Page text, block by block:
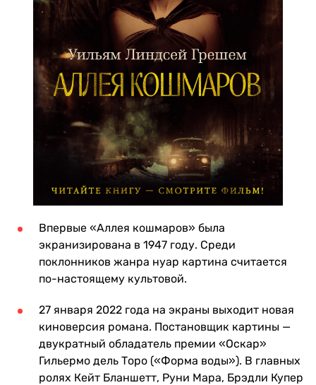
Впервые «Аллея кошмаров» была
экранизирована в 1947 году. Среди
поклонников жанра нуар картина считается
по-настоящему культовой.
27 января 2022 года на экраны выходит новая
киноверсия романа. Постановщик картины —
двукратный обладатель премии «Оскар»
Гильермо дель Торо («Форма воды»). В главных
ролях Кейт Бланшетт, Руни Мара, Брэдли Купер